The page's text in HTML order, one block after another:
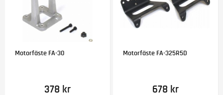
Motorfäste FA-30
378 kr
Motorfäste FA-325R5D
678 kr